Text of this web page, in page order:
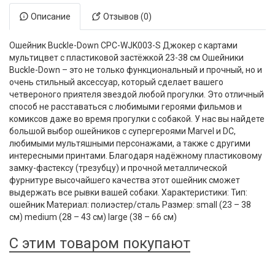
Описание Отзывов (0)
Ошейник Buckle-Down CPC-WJK003-S Джокер с картами
мультицвет с пластиковой застёжкой 23-38 см Ошейники
Buckle-Down – это не только функциональный и прочный, но и
очень стильный аксессуар, который сделает вашего
четвероного приятеля звездой любой прогулки. Это отличный
способ не расставаться с любимыми героями фильмов и
комиксов даже во время прогулки с собакой. У нас вы найдете
большой выбор ошейников с супергероями Marvel и DC,
любимыми мультяшными персонажами, а также с другими
интересными принтами. Благодаря надёжному пластиковому
замку-фастексу (трезубцу) и прочной металлической
фурнитуре высочайшего качества этот ошейник сможет
выдержать все рывки вашей собаки. Характеристики: Тип:
ошейник Материал: полиэстер/сталь Размер: small (23 – 38
см) medium (28 – 43 см) large (38 – 66 см)
С этим товаром покупают